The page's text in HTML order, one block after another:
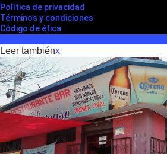
Polìtica de privacidad
Términos y condiciones
Código de ética
Leer tambiénx